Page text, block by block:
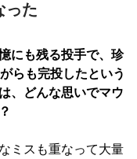
った
にも残る投手で、珍
らも完投したという
、どんな思いでマウ
ミスも重なって大量